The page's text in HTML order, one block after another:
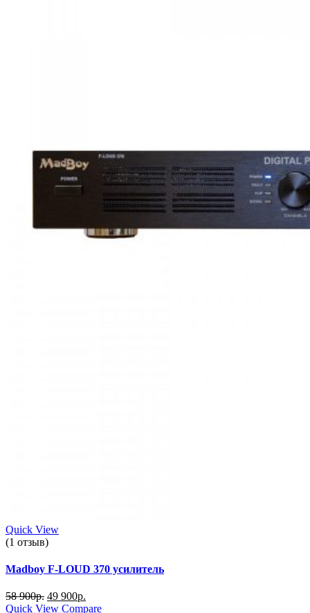
Quick View
(1 отзыв)
Madboy F-LOUD 370 усилитель
58 900р. 49 900р.
Quick View Compare